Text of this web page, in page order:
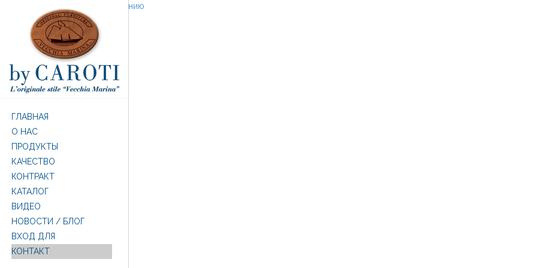
Перейти к основному содержанию
ГЛАВНАЯ
O НАС
ПРОДУКТЫ
КАЧЕСТВО
КОНТРАКТ
КАТАЛОГ
ВИДЕО
НОВОСТИ / БЛОГ
ВХОД ДЛЯ
КОНТАКТ